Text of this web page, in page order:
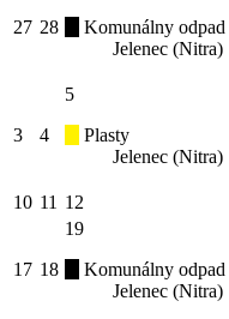
27 28
Komunálny odpad
Jelenec (Nitra)
3 4
5
Plasty
Jelenec (Nitra)
10 11 12
17 18
19
Komunálny odpad
Jelenec (Nitra)